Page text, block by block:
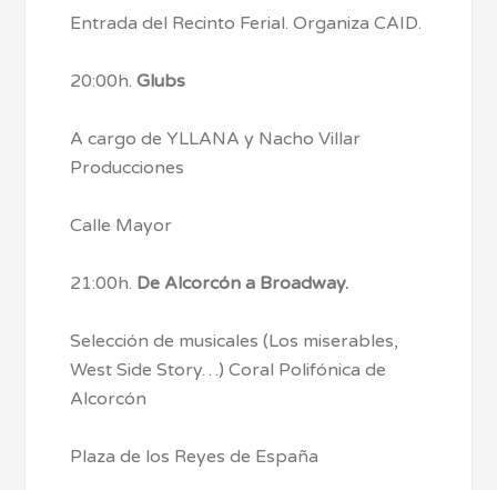
Entrada del Recinto Ferial. Organiza CAID.
20:00h.Glubs
A cargo de YLLANA y Nacho Villar
Producciones
Calle Mayor
21:00h. De Alcorcón a Broadway.
Selección de musicales (Los miserables,
West Side Story…) Coral Polifónica de
Alcorcón
Plaza de los Reyes de España